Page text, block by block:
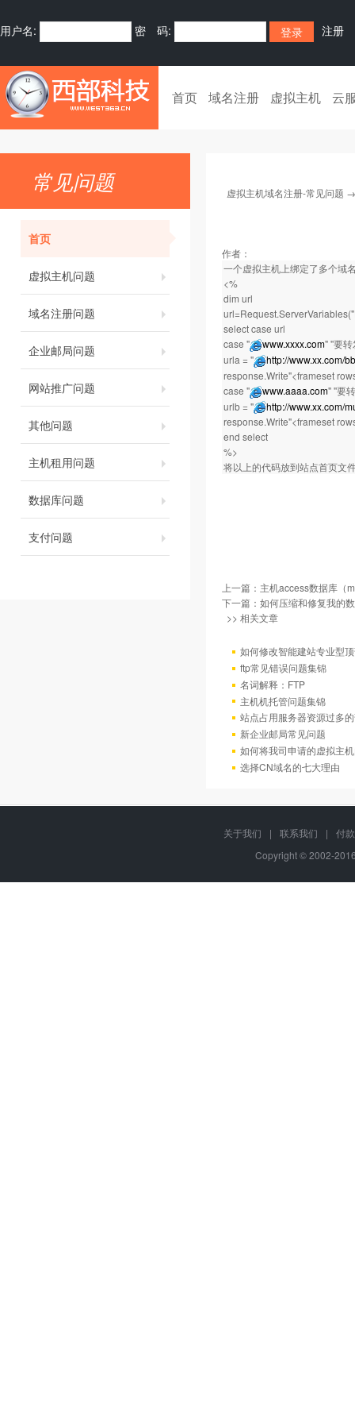
用户名: 密 码: 注册
首页 域名注册 虚拟主机 云
常见问题
首页
虚拟主机问题
域名注册问题
企业邮局问题
网站推广问题
其他问题
主机租用问题
数据库问题
支付问题
虚拟主机域名注册-常见问题
作者：
一个虚拟主机上绑定了多个域
<%
dim url
select case url
case "
www.xxxx.com" ''要
urla = "
http://www.xx.com/
response.Write"<frameset
case "
www.aaaa.com" ''要
urlb = "
http://www.xx.com/
response.Write"<frameset
end select
%>
将以上的代码放到站点首页文
上一篇： 主机access数据库（
下一篇： 如何压缩和修复我的
>> 相关文章
如何修改智能建站专业型
ftp常见错误问题集锦
名词解释：FTP
主机机托管问题集锦
站点占用服务器资源过多
新企业邮局常见问题
如何将我司申请的虚拟主
选择CN域名的七大理由
关于我们 | 联系我们 |
付
Copyright © 2002-